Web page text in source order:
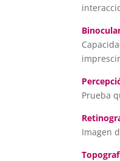
Prueba
Imagen